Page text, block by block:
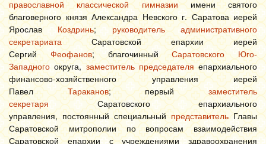
православной классической гимназии имени святого
благоверного князя Александра Невского г. Саратова иерей
ЯрославКоздринь; руководитель
административного
секретариата Саратовской епархии иерей
СергийФеофанов; благочинныйСаратовского Юго-
Западного округа, заместитель председателя епархиального
финансово-хозяйственного управления иерей
Павел Тараканов; первыйзаместитель
секретаря Саратовского епархиального
управления, постоянный специальный представитель Главы
Саратовской митрополии по вопросам взаимодействия
Саратовской епархии с учреждениями здравоохранения